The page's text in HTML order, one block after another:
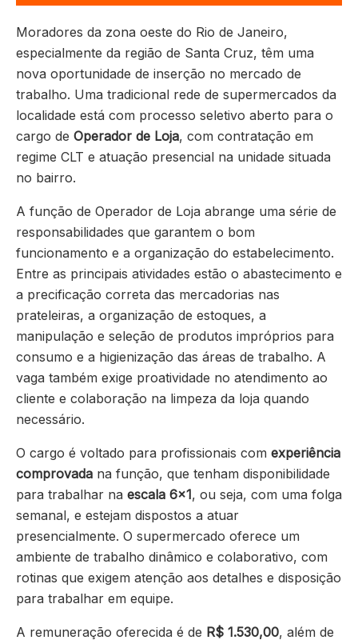
Moradores da zona oeste do Rio de Janeiro,
especialmente da região de Santa Cruz, têm uma
nova oportunidade de inserção no mercado de
trabalho. Uma tradicional rede de supermercados da
localidade está com processo seletivo aberto para o
cargo de Operador de Loja, com contratação em
regime CLT e atuação presencial na unidade situada
no bairro.
A função de Operador de Loja abrange uma série de
responsabilidades que garantem o bom
funcionamento e a organização do estabelecimento.
Entre as principais atividades estão o abastecimento e
a precificação correta das mercadorias nas
prateleiras, a organização de estoques, a
manipulação e seleção de produtos impróprios para
consumo e a higienização das áreas de trabalho. A
vaga também exige proatividade no atendimento ao
cliente e colaboração na limpeza da loja quando
necessário.
O cargo é voltado para profissionais com experiência
comprovada na função, que tenham disponibilidade
para trabalhar na escala 6×1, ou seja, com uma folga
semanal, e estejam dispostos a atuar
presencialmente. O supermercado oferece um
ambiente de trabalho dinâmico e colaborativo, com
rotinas que exigem atenção aos detalhes e disposição
para trabalhar em equipe.
A remuneração oferecida é de R$ 1.530,00, além de